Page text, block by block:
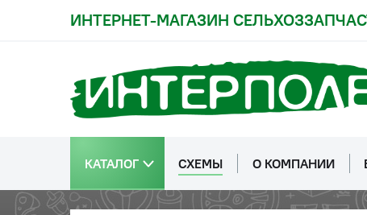
ИНТЕРНЕТ-МАГАЗИН
КАТАЛОГ СХЕМЫ О КОМПАНИИ